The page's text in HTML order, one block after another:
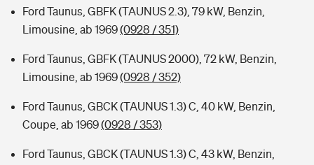
Ford Taunus, GBFK (TAUNUS 2.3), 79 kW, Benzin,
Limousine, ab 1969(0928 / 351)
Ford Taunus, GBFK (TAUNUS 2000), 72 kW, Benzin,
Limousine, ab 1969(0928 / 352)
Ford Taunus, GBCK (TAUNUS 1.3) C, 40 kW, Benzin,
Coupe, ab 1969(0928 / 353)
Ford Taunus, GBCK (TAUNUS 1.3) C, 43 kW, Benzin,